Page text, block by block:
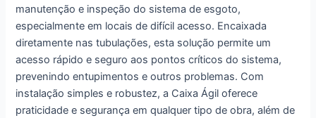
manutenção e inspeção do sistema de esgoto,
especialmente em locais de difícil acesso. Encaixada
diretamente nas tubulações, esta solução permite um
acesso rápido e seguro aos pontos críticos do sistema,
prevenindo entupimentos e outros problemas. Com
instalação simples e robustez, a Caixa Ágil oferece
praticidade e segurança em qualquer tipo de obra, além de